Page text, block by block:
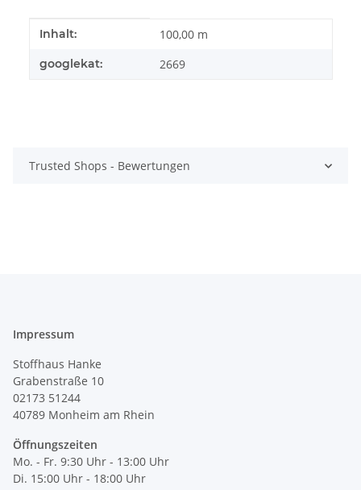
Produkteigenschaft
Wert
Inhalt: 100,00 m
googlekat: 2669
Trusted Shops - Bewertungen
Impressum
Stoffhaus Hanke
Grabenstraße 10
02173 51244
40789 Monheim am Rhein
Öffnungszeiten
Mo. - Fr. 9:30 Uhr - 13:00 Uhr
Di. 15:00 Uhr - 18:00 Uhr